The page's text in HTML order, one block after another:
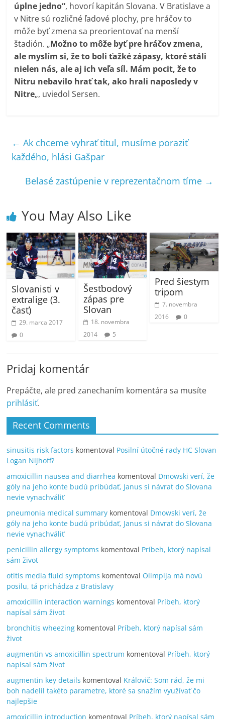
úplne jedno“, hovorí kapitán Slovana. V Bratislave a
v Nitre sú rozličné ľadové plochy, pre hráčov to
môže byť zmena sa preorientovať na menší
štadión. „Možno to môže byť pre hráčov zmena,
ale myslím si, že to boli ťažké zápasy, ktoré stáli
nielen nás, ale aj ich veľa síl. Mám pocit, že to
Nitru nebavilo hrať tak, ako hrali naposledy v
Nitre„, uviedol Sersen.
← Ak chceme vyhrať titul, musíme poraziť
každého, hlási Gašpar
Belasé zastúpenie v reprezentačnom tíme →
You May Also Like
Slovanisti v
extralige (3.
časť)
29. marca 2017
0
Šesťbodový
zápas pre
Slovan
18. novembra
2014
5
Pred šiestym
tripom
7. novembra
2016
0
Pridaj komentár
Prepáčte, ale pred zanechaním komentára sa musíte
prihlásiť.
Recent Comments
sinusitis risk factors komentoval Posilní útočné rady HC Slovan
Logan Nijhoff?
amoxicillin nausea and diarrhea komentoval Dmowski verí, že
góly na jeho konte budú pribúdať, Janus si návrat do Slovana
nevie vynachváliť
pneumonia medical summary komentoval Dmowski verí, že
góly na jeho konte budú pribúdať, Janus si návrat do Slovana
nevie vynachváliť
penicillin allergy symptoms komentoval Príbeh, ktorý napísal
sám život
otitis media fluid symptoms komentoval Olimpija má novú
posilu, tá prichádza z Bratislavy
amoxicillin interaction warnings komentoval Príbeh, ktorý
napísal sám život
bronchitis wheezing komentoval Príbeh, ktorý napísal sám
život
augmentin vs amoxicillin spectrum komentoval Príbeh, ktorý
napísal sám život
augmentin key details komentoval Královič: Som rád, že mi
boh nadelil takéto parametre, ktoré sa snažím využívať čo
najlepšie
amoxicillin introduction komentoval Príbeh, ktorý napísal sám